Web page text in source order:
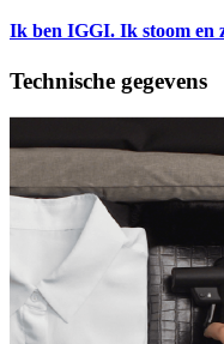
Ik ben IGGI. Ik stoom en
Technische gegevens